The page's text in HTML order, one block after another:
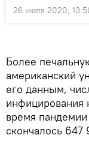
26 июля 2020,
Более
американский
его данным,
инфицирования
время пандемии
скончалось 647